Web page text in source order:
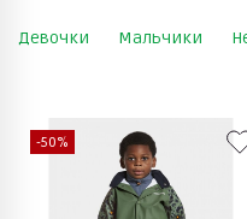
Девочки Мальчики
-50%